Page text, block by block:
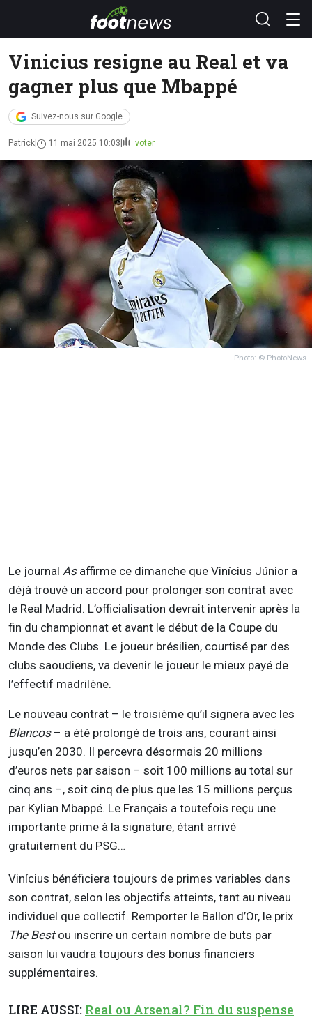
Vinicius resigne au Real et va
gagner plus que Mbappé
Suivez-nous sur Google
Patrick 11 mai 2025 10:03 voter
Photo: © PhotoNews
Le journal Asaffirme ce dimanche que Vinícius Júnior a
déjà trouvé un accord pour prolonger son contrat avec
le Real Madrid. L’officialisation devrait intervenir après la
fin du championnat et avant le début de la Coupe du
Monde des Clubs. Le joueur brésilien, courtisé par des
clubs saoudiens, va devenir le joueur le mieux payé de
l’effectif madrilène.
Le nouveau contrat – le troisième qu’il signera avec les
Blancos– a été prolongé de trois ans, courant ainsi
jusqu’en 2030. Il percevra désormais 20 millions
d’euros nets par saison – soit 100 millions au total sur
cinq ans –, soit cinq de plus que les 15 millions perçus
par Kylian Mbappé. Le Français a toutefois reçu une
importante prime à la signature, étant arrivé
gratuitement du PSG…
Vinícius bénéficiera toujours de primes variables dans
son contrat, selon les objectifs atteints, tant au niveau
individuel que collectif. Remporter le Ballon d’Or, le prix
The Bestou inscrire un certain nombre de buts par
saison lui vaudra toujours des bonus financiers
supplémentaires.
LIRE AUSSI: Real ou Arsenal? Fin du suspense